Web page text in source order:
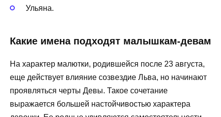
Ульяна.
Какие имена подходят малышкам-девам
На характер малютки, родившейся после 23 августа,
еще действует влияние созвездие Льва, но начинают
проявляться черты Девы. Такое сочетание
выражается большей настойчивостью характера